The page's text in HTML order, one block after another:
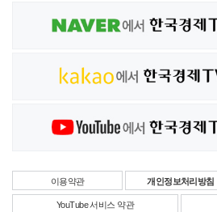
이용약관 개인정보처리방침
YouTube 서비스 약관